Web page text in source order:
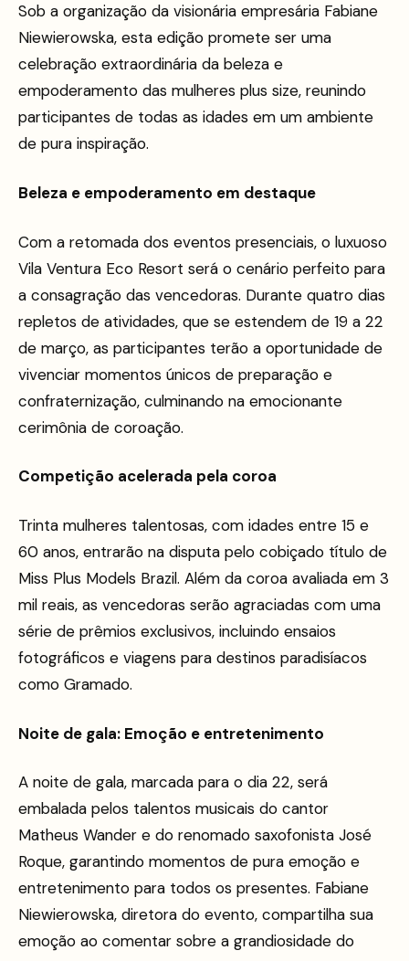
Sob a organização da visionária empresária Fabiane
Niewierowska, esta edição promete ser uma
celebração extraordinária da beleza e
empoderamento das mulheres plus size, reunindo
participantes de todas as idades em um ambiente
de pura inspiração.
Beleza e empoderamento em destaque
Com a retomada dos eventos presenciais, o luxuoso
Vila Ventura Eco Resort será o cenário perfeito para
a consagração das vencedoras. Durante quatro dias
repletos de atividades, que se estendem de 19 a 22
de março, as participantes terão a oportunidade de
vivenciar momentos únicos de preparação e
confraternização, culminando na emocionante
cerimônia de coroação.
Competição acelerada pela coroa
Trinta mulheres talentosas, com idades entre 15 e
60 anos, entrarão na disputa pelo cobiçado título de
Miss Plus Models Brazil. Além da coroa avaliada em 3
mil reais, as vencedoras serão agraciadas com uma
série de prêmios exclusivos, incluindo ensaios
fotográficos e viagens para destinos paradisíacos
como Gramado.
Noite de gala: Emoção e entretenimento
A noite de gala, marcada para o dia 22, será
embalada pelos talentos musicais do cantor
Matheus Wander e do renomado saxofonista José
Roque, garantindo momentos de pura emoção e
entretenimento para todos os presentes. Fabiane
Niewierowska, diretora do evento, compartilha sua
emoção ao comentar sobre a grandiosidade do